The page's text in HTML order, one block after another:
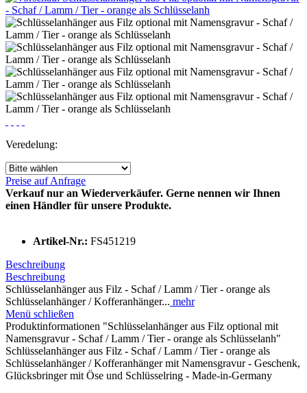
Veredelung:
Preise auf Anfrage
Verkauf nur an Wiederverkäufer. Gerne nennen wir Ihnen
einen Händler für unsere Produkte.
Artikel-Nr.: FS451219
Beschreibung
Beschreibung
Schlüsselanhänger aus Filz - Schaf / Lamm / Tier - orange als
Schlüsselanhänger / Kofferanhänger... mehr
Menü schließen
Produktinformationen "Schlüsselanhänger aus Filz optional mit
Namensgravur - Schaf / Lamm / Tier - orange als Schlüsselanh"
Schlüsselanhänger aus Filz - Schaf / Lamm / Tier - orange als
Schlüsselanhänger / Kofferanhänger mit Namensgravur - Geschenk,
Glücksbringer mit Öse und Schlüsselring - Made-in-Germany